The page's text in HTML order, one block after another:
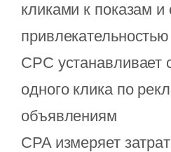
кликами к показам и
CPC устанавливает
одного клика по
объявлениям
CPA измеряет